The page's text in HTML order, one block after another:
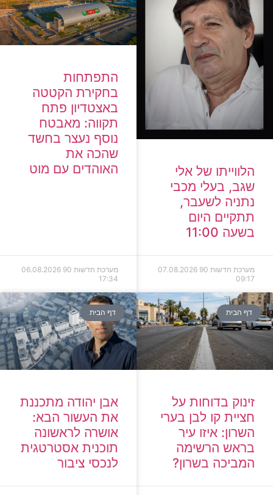
הלווייתו של אלי
שגב, בעלי מכבי
נתניה לשעבר,
תתקיים היום
בשעה 11:00
מערכת חדשות 90
07.08.2026
09:17
התפתחות
בחקירת הקטטה
באצטדיון פתח
תקווה: מאבטח
נוסף נעצר בחשד
שהכה את
האוהדים עם מוט
מערכת חדשות 90
06.08.2026
17:34
דף הבית
זינוק בדוחות על
חציית קו לבן בערי
השרון: איזו עיר
בראש הרשימה
המביכה בשרון?
דף הבית
אבן יהודה מתכננת
את העשור הבא:
אושרה לראשונה
תוכנית אסטרטגית
לנכסי ציבור